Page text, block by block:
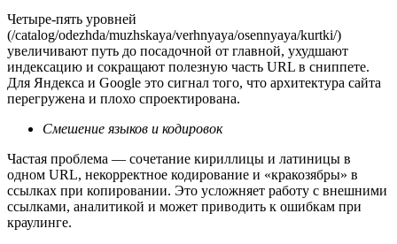
Четыре‑пять уровней
(/catalog/odezhda/muzhskaya/verhnyaya/osennyaya/kurtki/)
увеличивают путь до посадочной от главной, ухудшают
индексацию и сокращают полезную часть URL в сниппете.
Для Яндекса и Google это сигнал того, что архитектура сайта
перегружена и плохо спроектирована.
Смешение языков и кодировок
Частая проблема — сочетание кириллицы и латиницы в
одном URL, некорректное кодирование и «кракозябры» в
ссылках при копировании. Это усложняет работу с внешними
ссылками, аналитикой и может приводить к ошибкам при
краулинге.